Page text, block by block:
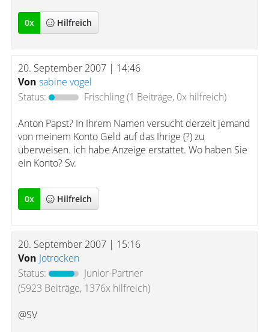
0x Hilfreich
20. September 2007 | 14:46
Von sabine vogel
Status:
Frischling(1 Beiträge, 0x hilfreich)
Anton Papst? In Ihrem Namen versucht derzeit jemand
von meinem Konto Geld auf das Ihrige (?) zu
überweisen. ich habe Anzeige erstattet. Wo haben Sie
ein Konto? Sv.
0x Hilfreich
20. September 2007 | 15:16
Von Jotrocken
Status:
Junior-Partner
(5923 Beiträge, 1376x hilfreich)
@SV